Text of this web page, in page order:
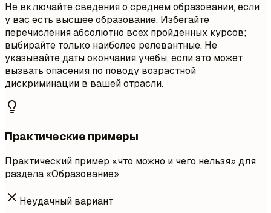
Не включайте сведения о среднем образовании, если
у вас есть высшее образование. Избегайте
перечисления абсолютно всех пройденных курсов;
выбирайте только наиболее релевантные. Не
указывайте даты окончания учебы, если это может
вызвать опасения по поводу возрастной
дискриминации в вашей отрасли.
Практические примеры
Практический пример «что можно и чего нельзя» для
раздела «Образование»
Неудачный вариант